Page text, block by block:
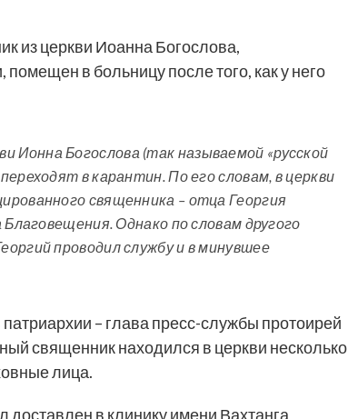
из церкви Иоанна Богослова,
в больницу после того, как у него
Ионна Богослова (так называемой «русской
в карантин. По его словам, в церкви
священника – отца Георгия
Однако по словам другого
проводил службу и в минувшее
– глава пресс-службы протоирей
священник находился в церкви несколько
лица.
в клинику имени Вахтанга